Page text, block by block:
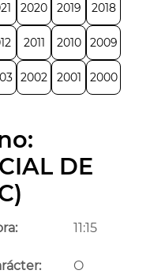
2020 2019 2018
2011 2010 2009
2002 2001 2000
DE
11:15
O